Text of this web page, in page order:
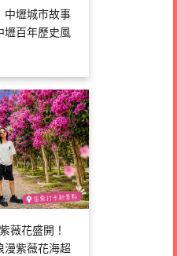
中壢城市故事
壢百年歷史風
薇花盛開！
漫紫薇花海超